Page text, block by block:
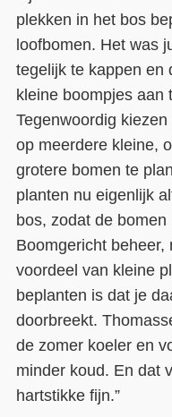
plekken in het bos
loofbomen. Het was
tegelijk te kappen en
kleine boompjes aan
Tegenwoordig
op meerdere kleine,
grotere bomen te
planten nu eigenlijk
bos, zodat de bomen
Boomgericht
voordeel van kleine
beplanten is dat je
doorbreekt.
de zomer koeler en
minder koud. En dat
hartstikke fijn.”